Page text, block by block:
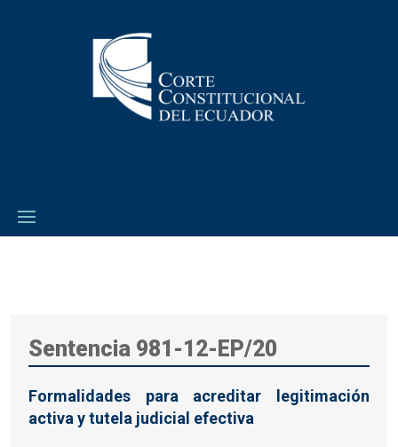
Sentencia 981-12-EP/20
Formalidades para acreditar legitimación
activa y tutela judicial efectiva